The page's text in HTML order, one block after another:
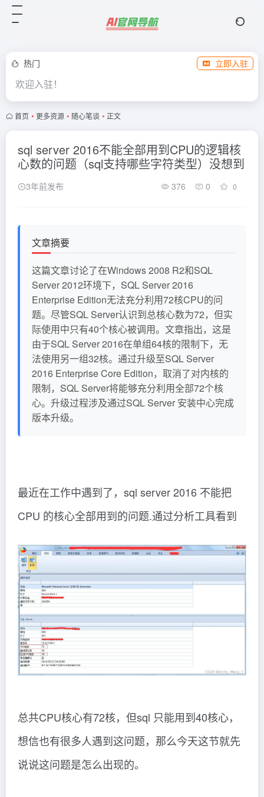
热门 立即入驻
欢迎入驻！
首页 • 更多资源 • 随心笔谈 • 正文
sql server 2016不能全部用到CPU的逻辑核
心数的问题（sql支持哪些字符类型）没想到
3年前发布 376 0 0
文章摘要
这篇文章讨论了在Windows 2008 R2和SQL
Server 2012环境下，SQL Server 2016
Enterprise Edition无法充分利用72核CPU的问
题。尽管SQL Server认识到总核心数为72，但实
际使用中只有40个核心被调用。文章指出，这是
由于SQL Server 2016在单组64核的限制下，无
法使用另一组32核。通过升级至SQL Server
2016 Enterprise Core Edition，取消了对内核的
限制，SQL Server将能够充分利用全部72个核
心。升级过程涉及通过SQL Server 安装中心完成
版本升级。
最近在工作中遇到了，sql server 2016 不能把
CPU 的核心全部用到的问题.通过分析工具看到
总共CPU核心有72核，但sql 只能用到40核心，
想信也有很多人遇到这问题，那么今天这节就先
说说这问题是怎么出现的。